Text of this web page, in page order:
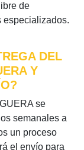
de
especializados.
DEL
Y
se
semanales a
un proceso
el envío para